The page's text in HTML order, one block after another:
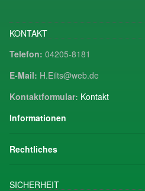
KONTAKT
Telefon: 04205-8181
E-Mail: H.Eilts@web.de
Kontaktformular: Kontakt
Informationen
Rechtliches
SICHERHEIT